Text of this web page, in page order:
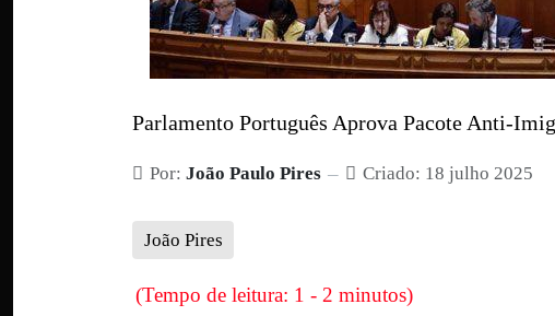
Parlamento Português Aprova Pacote Anti-
Por: João Paulo Pires Criado: 18 julho 2025
João Pires
(Tempo de leitura: 1 - 2 minutos)